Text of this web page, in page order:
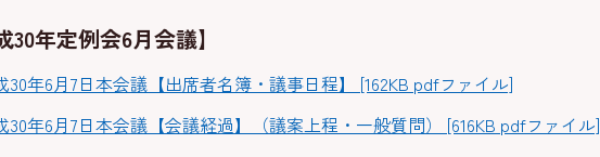
30年定例会6月会議】
30年6月7日本会議【出席者名簿・議事日程】 [162KB pdfファイル]
30年6月7日本会議【会議経過】（議案上程・一般質問） [616KB pdfファイル]